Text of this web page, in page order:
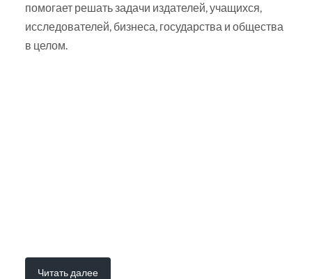
помогает решать задачи издателей, учащихся,
исследователей, бизнеса, государства и общества
в целом.
Читать далее